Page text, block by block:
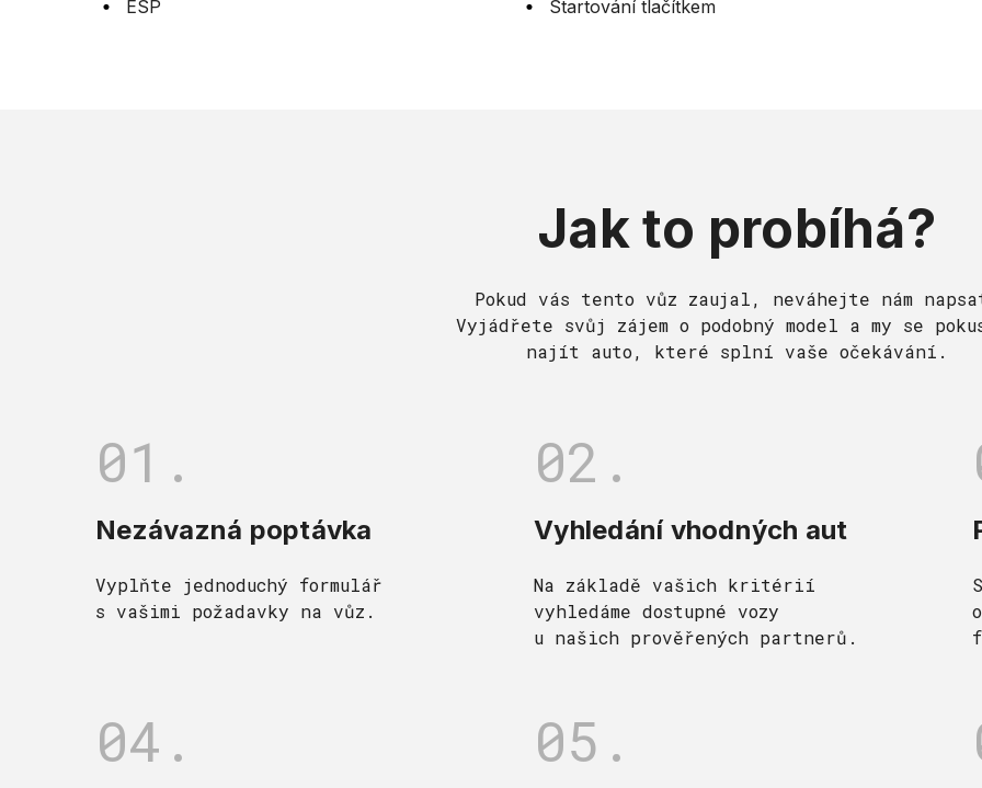
ESP
Startování tlačítkem
Jak to probíhá?
Pokud vás tento vůz zaujal, neváhejte nám
Vyjádřete svůj zájem o podobný model a my se
najít auto, které splní vaše očekávání.
01.
Nezávazná poptávka
Vyplňte jednoduchý formulář
s vašimi požadavky na vůz.
02.
Vyhledání vhodných aut
Na základě vašich kritérií
vyhledáme dostupné vozy
u našich prověřených partnerů.
04. 05.